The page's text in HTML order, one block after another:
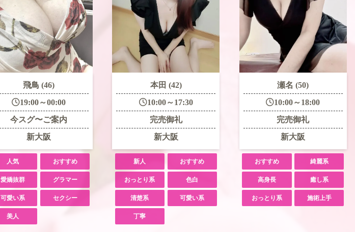
飛鳥 (46)
19:00～00:00
今スグ〜ご案内
新大阪
人気 おすすめ
愛嬌抜群 グラマー
可愛い系 セクシー
美人
本田 (42)
10:00～17:30
完売御礼
新大阪
新人 おすすめ
おっとり系 色白
清楚系 可愛い系
丁寧
瀬名 (50)
10:00～18:00
完売御礼
新大阪
おすすめ 綺麗系
高身長 癒し系
おっとり系 施術上手